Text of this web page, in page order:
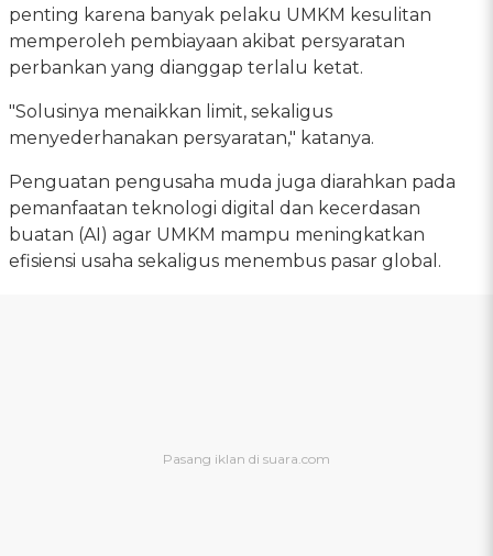
penting karena banyak pelaku UMKM kesulitan
memperoleh pembiayaan akibat persyaratan
perbankan yang dianggap terlalu ketat.
"Solusinya menaikkan limit, sekaligus
menyederhanakan persyaratan," katanya.
Penguatan pengusaha muda juga diarahkan pada
pemanfaatan teknologi digital dan kecerdasan
buatan (AI) agar UMKM mampu meningkatkan
efisiensi usaha sekaligus menembus pasar global.